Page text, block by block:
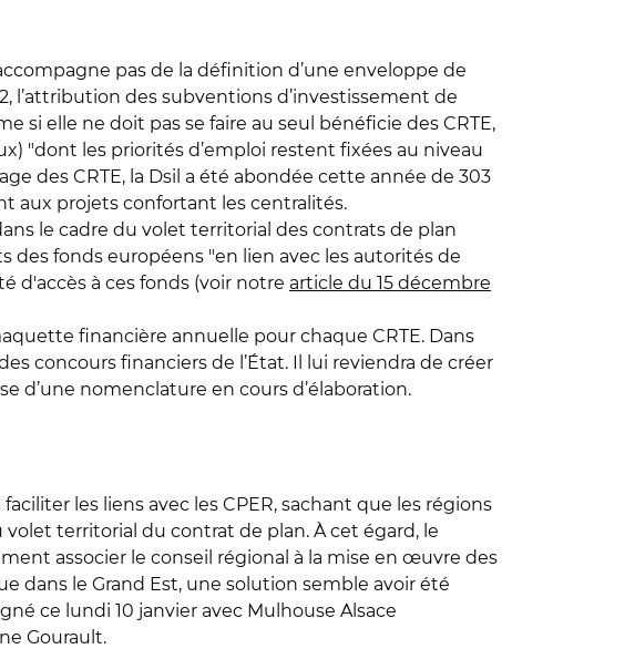
pas de la définition d’une enveloppe de
l’attribution des subventions d’investissement de
si elle ne doit pas se faire au seul bénéficie des CRTE,
"dont les priorités d’emploi restent fixées au niveau
des CRTE, la Dsil a été abondée cette année de 303
aux projets confortant les centralités.
le cadre du volet territorial des contrats de plan
des fonds européens "en lien avec les autorités de
d'accès à ces fonds (voir notre article du 15 décembre
financière annuelle pour chaque CRTE. Dans
concours financiers de l’État. Il lui reviendra de créer
d’une nomenclature en cours d’élaboration.
les liens avec les CPER, sachant que les régions
territorial du contrat de plan. À cet égard, le
associer le conseil régional à la mise en œuvre des
dans le Grand Est, une solution semble avoir été
ce lundi 10 janvier avec Mulhouse Alsace
Gourault.